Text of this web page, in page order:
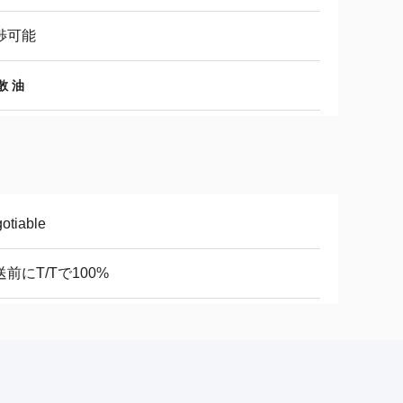
可能
油
前にT/Tで100%